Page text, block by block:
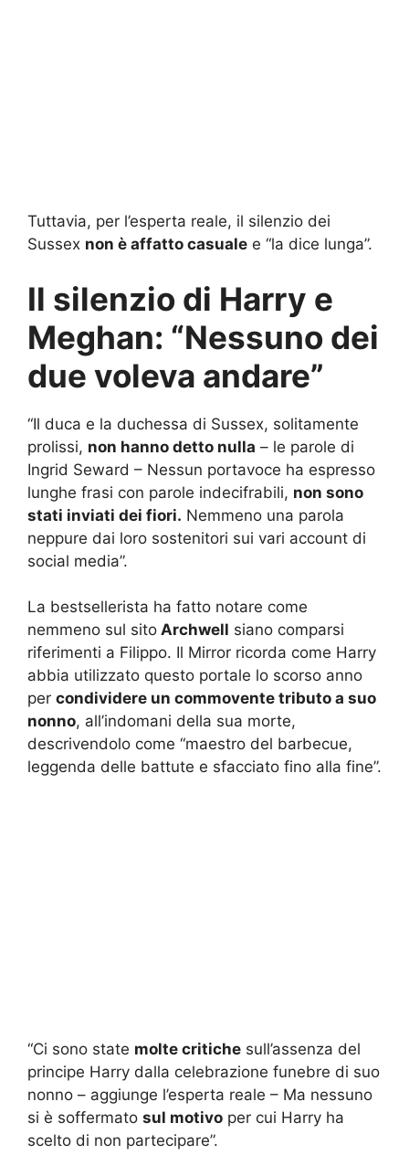
Tuttavia, per l’esperta reale, il silenzio dei
Sussex non è affatto casuale e “la dice lunga”.
Il silenzio di Harry e
Meghan: “Nessuno dei
due voleva andare”
“Il duca e la duchessa di Sussex, solitamente
prolissi, non hanno detto nulla – le parole di
Ingrid Seward – Nessun portavoce ha espresso
lunghe frasi con parole indecifrabili, non sono
stati inviati dei fiori. Nemmeno una parola
neppure dai loro sostenitori sui vari account di
social media”.
La bestsellerista ha fatto notare come
nemmeno sul sito Archwell siano comparsi
riferimenti a Filippo. Il Mirror ricorda come Harry
abbia utilizzato questo portale lo scorso anno
per condividere un commovente tributo a suo
nonno, all’indomani della sua morte,
descrivendolo come “maestro del barbecue,
leggenda delle battute e sfacciato fino alla fine”.
“Ci sono state molte critiche sull’assenza del
principe Harry dalla celebrazione funebre di suo
nonno – aggiunge l’esperta reale – Ma nessuno
si è soffermato sul motivo per cui Harry ha
scelto di non partecipare”.